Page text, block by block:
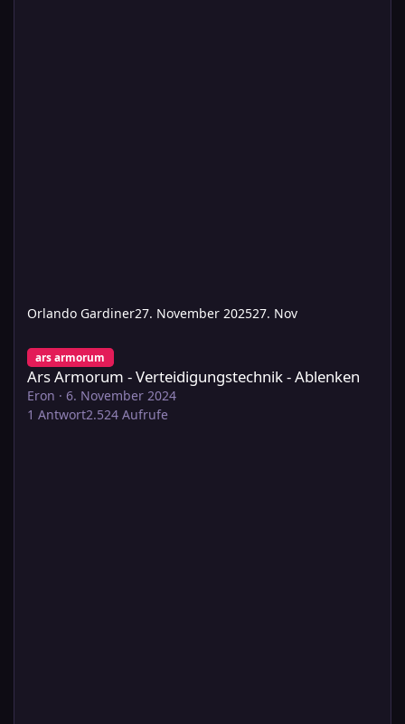
Orlando Gardiner27. November 202527. Nov
Ars Armorum - Verteidigungstechnik - Ablenken
ars armorum
Ars Armorum - Verteidigungstechnik - Ablenken
Eron · 6. November 2024
1 Antwort2.524 Aufrufe